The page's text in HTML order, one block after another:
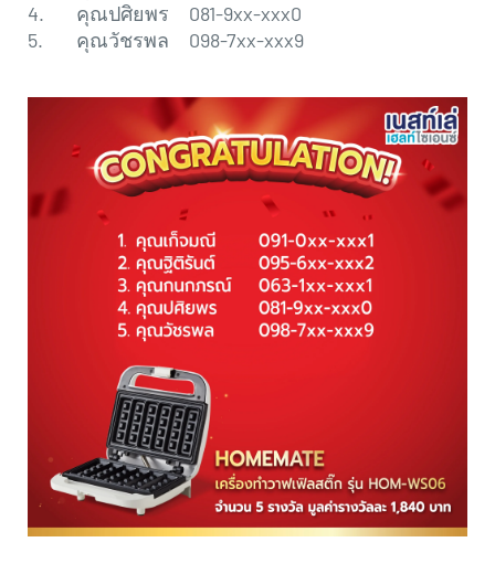
4.
คุณปศิยพร
081-9xx-xxx0
5.
คุณวัชรพล 098-7xx-xxx9